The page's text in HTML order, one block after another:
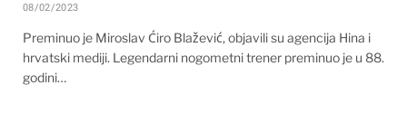
08/02/2023
Preminuo je Miroslav Ćiro Blažević, objavili su agencija Hina i
hrvatski mediji. Legendarni nogometni trener preminuo je u 88.
godini…